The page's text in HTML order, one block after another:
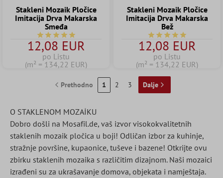
Stakleni Mozaik Pločice
Imitacija Drva Makarska
Smeđa
Prosječna ocjena 5 od 5 zvjezdica
12,08 EUR
po Listu
(m² = 134,22 EUR)
Stakleni Mozaik Pločice
Imitacija Drva Makarska
Bež
Prosječna ocjena 5
12,08 EUR
po Listu
(m² = 134,22 EUR)
Prethodno 1 2 3 Dalje
O STAKLENOM MOZAİKU
Dobro došli na Mosafil.de, vaš izvor visokokvalitetnih
staklenih mozaik pločica u boji! Odličan izbor za kuhinje,
stražnje površine, kupaonice, tuševe i bazene! Otkrijte ovu
zbirku staklenih mozaika s različitim dizajnom. Naši mozaici
izrađeni su za ukrašavanje domova, objekata i namještaja.